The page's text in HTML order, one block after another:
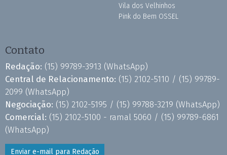
Vila dos Velhinhos
Pink do Bem OSSEL
Contato
Redação: (15) 99789-3913 (WhatsApp)
Central de Relacionamento: (15) 2102-5110 / (15) 99789-
2099 (WhatsApp)
Negociação: (15) 2102-5195 / (15) 99788-3219 (WhatsApp)
Comercial: (15) 2102-5100 - ramal 5060 / (15) 99789-6861
(WhatsApp)
Enviar e-mail para Redação